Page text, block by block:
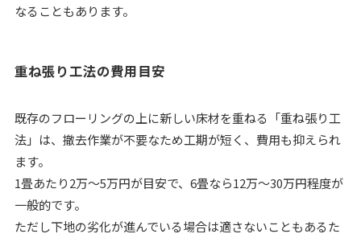
なることもあります。
重ね張り工法の費用目安
既存のフローリングの上に新しい床材を重ねる「重ね張り工
法」は、撤去作業が不要なため工期が短く、費用も抑えられ
ます。
1畳あたり2万〜5万円が目安で、6畳なら12万〜30万円程度が
一般的です。
ただし下地の劣化が進んでいる場合は適さないこともあるた